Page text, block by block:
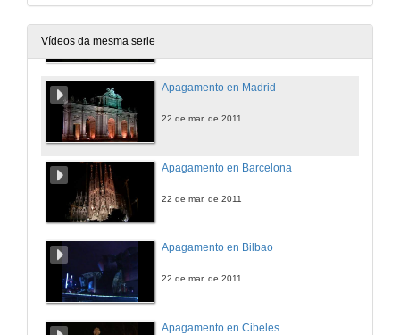
Vídeos da mesma serie
Apagamento en Granada
Apagamento en Madrid
22 de mar. de 2011
Apagamento en Barcelona
22 de mar. de 2011
Apagamento en Bilbao
22 de mar. de 2011
Apagamento en Cibeles